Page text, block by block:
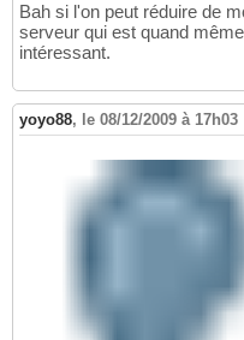
Bah si l'on peut réduire de
serveur qui est quand
intéressant.
yoyo88, le 08/12/2009 à 17h03